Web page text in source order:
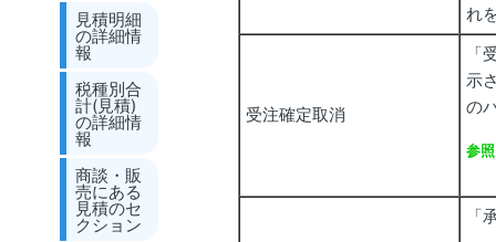
見積明細
の詳細情
報
税種別合
計(見積)
の詳細情
報
商談・販
売にある
見積のセ
クション
れ
受注確定取消
「
示
の
参照
「